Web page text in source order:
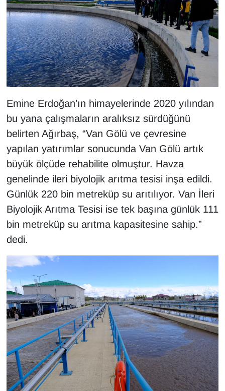
Emine Erdoğan’ın himayelerinde 2020 yılından
bu yana çalışmaların aralıksız sürdüğünü
belirten Ağırbaş, “Van Gölü ve çevresine
yapılan yatırımlar sonucunda Van Gölü artık
büyük ölçüde rehabilite olmuştur. Havza
genelinde ileri biyolojik arıtma tesisi inşa edildi.
Günlük 220 bin metreküp su arıtılıyor. Van İleri
Biyolojik Arıtma Tesisi ise tek başına günlük 111
bin metreküp su arıtma kapasitesine sahip.”
dedi.